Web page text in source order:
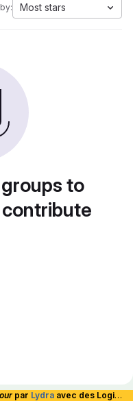
Most stars
to
par Lydra avec des Logiciels Libres et hébergé en